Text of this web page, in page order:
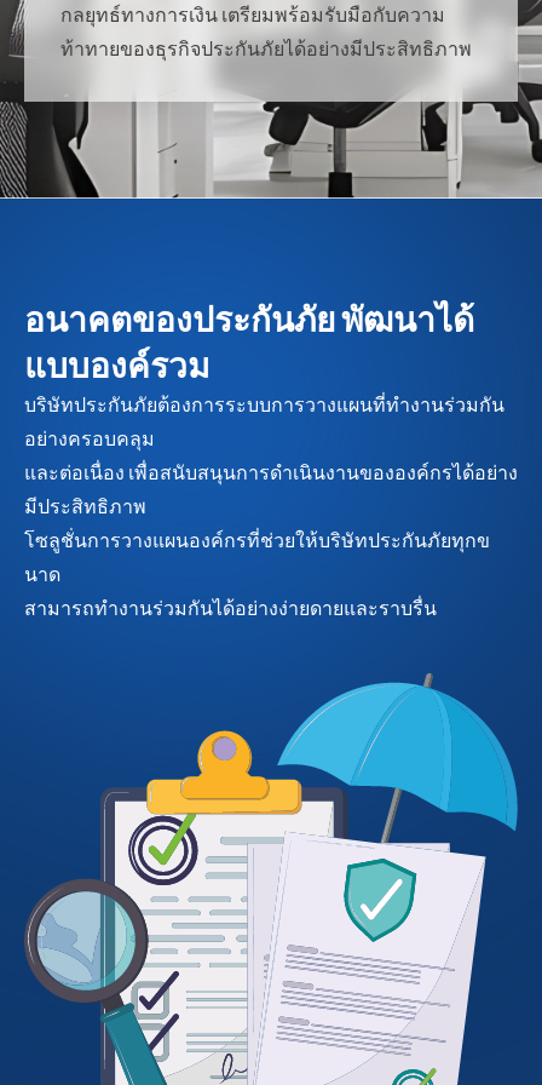
กลยุทธ์ทางการเงิน เตรียมพร้อมรับมือกับความ
ท้าทายของธุรกิจประกันภัยได้อย่างมีประสิทธิภาพ
อนาคตของประกันภัย พัฒนาได้
แบบองค์รวม
บริษัทประกันภัยต้องการระบบการวางแผนที่ทำงานร่วมกัน
อย่างครอบคลุม
และต่อเนื่อง เพื่อสนับสนุนการดำเนินงานขององค์กรได้อย่าง
มีประสิทธิภาพ
โซลูชั่นการวางแผนองค์กรที่ช่วยให้บริษัทประกันภัยทุกข
นาด
สามารถทำงานร่วมกันได้อย่างง่ายดายและราบรื่น